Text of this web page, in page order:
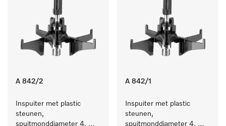
A 842/2
Inspuiter met plastic
steunen,
spuitmonddiameter 4,
A 842/1
Inspuiter met plastic
steunen,
spuitmonddiameter 4,